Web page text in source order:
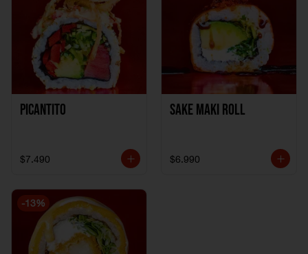
Picantito
$7.490
Sake Maki Roll
$6.990
-13%